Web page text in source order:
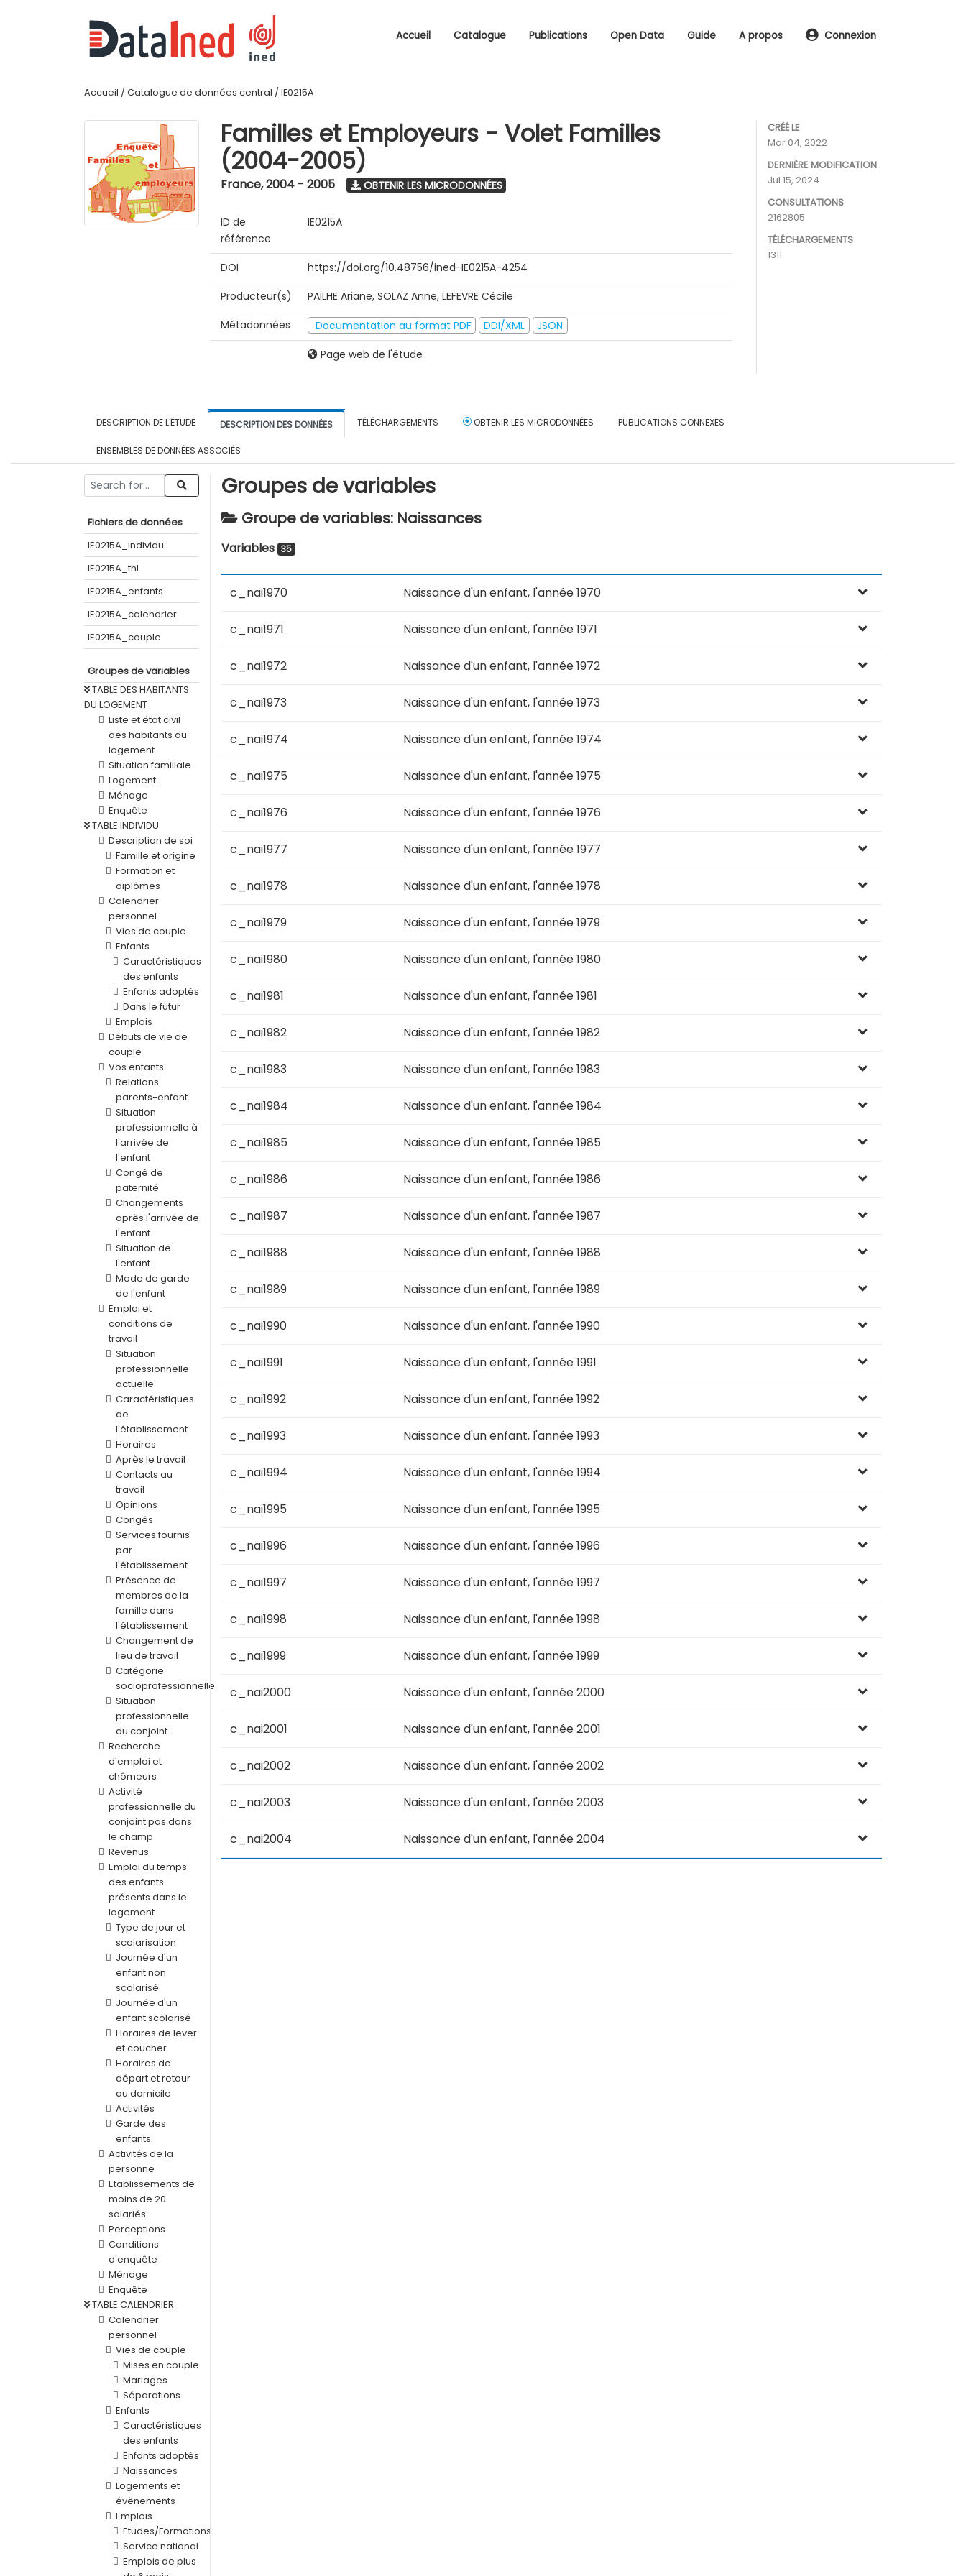
Accueil Catalogue Publications Open Data Guide A propos Connexion
Accueil / Catalogue de données central / IE0215A
Familles et Employeurs - Volet Familles
(2004-2005)
France,2004 - 2005 OBTENIR LES MICRODONNÉES
ID de
référence
IE0215A
DOI
https://doi.org/10.48756/ined-IE0215A-4254
Producteur(s)
PAILHE Ariane, SOLAZ Anne, LEFEVRE Cécile
Métadonnées
Documentation au format PDF DDI/XML
JSON
Page web de l'étude
CRÉÉ LE
Mar 04, 2022
DERNIÈRE MODIFICATION
Jul 15, 2024
CONSULTATIONS
2162805
TÉLÉCHARGEMENTS
1311
DESCRIPTION DE L'ÉTUDE DESCRIPTION DES DONNÉES TÉLÉCHARGEMENTS OBTENIR LES MICRODONNÉES PUBLICATIONS CONNEXES
ENSEMBLES DE DONNÉES ASSOCIÉS
Fichiers de données
IE0215A_individu
IE0215A_thl
IE0215A_enfants
IE0215A_calendrier
IE0215A_couple
Groupes de variables
TABLE DES HABITANTS
DU LOGEMENT
Liste et état civil
des habitants du
logement
Situation familiale
Logement
Ménage
Enquête
TABLE INDIVIDU
Description de soi
Famille et origine
Formation et
diplômes
Calendrier
personnel
Vies de couple
Enfants
Caractéristiques
des enfants
Enfants adoptés
Dans le futur
Emplois
Débuts de vie de
couple
Vos enfants
Relations
parents-enfant
Situation
professionnelle à
l'arrivée de
l'enfant
Congé de
paternité
Changements
après l'arrivée de
l'enfant
Situation de
l'enfant
Mode de garde
de l'enfant
Emploi et
conditions de
travail
Situation
professionnelle
actuelle
Caractéristiques
de
l'établissement
Horaires
Après le travail
Contacts au
travail
Opinions
Congés
Services fournis
par
l'établissement
Présence de
membres de la
famille dans
l'établissement
Changement de
lieu de travail
Catégorie
socioprofessionnelle
Situation
professionnelle
du conjoint
Recherche
d'emploi et
chômeurs
Activité
professionnelle du
conjoint pas dans
le champ
Revenus
Emploi du temps
des enfants
présents dans le
logement
Type de jour et
scolarisation
Journée d'un
enfant non
scolarisé
Journée d'un
enfant scolarisé
Horaires de lever
et coucher
Horaires de
départ et retour
au domicile
Activités
Garde des
enfants
Activités de la
personne
Etablissements de
moins de 20
salariés
Perceptions
Conditions
d'enquête
Ménage
Enquête
TABLE CALENDRIER
Calendrier
personnel
Vies de couple
Mises en couple
Mariages
Séparations
Enfants
Caractéristiques
des enfants
Enfants adoptés
Naissances
Logements et
évènements
Emplois
Etudes/Formations
Service national
Emplois de plus
Groupes de variables
Groupe de variables: Naissances
Variables 35
c_nai1970 Naissance d'un enfant, l'année 1970
c_nai1971 Naissance d'un enfant, l'année 1971
c_nai1972 Naissance d'un enfant, l'année 1972
c_nai1973 Naissance d'un enfant, l'année 1973
c_nai1974 Naissance d'un enfant, l'année 1974
c_nai1975 Naissance d'un enfant, l'année 1975
c_nai1976 Naissance d'un enfant, l'année 1976
c_nai1977 Naissance d'un enfant, l'année 1977
c_nai1978 Naissance d'un enfant, l'année 1978
c_nai1979 Naissance d'un enfant, l'année 1979
c_nai1980 Naissance d'un enfant, l'année 1980
c_nai1981 Naissance d'un enfant, l'année 1981
c_nai1982 Naissance d'un enfant, l'année 1982
c_nai1983 Naissance d'un enfant, l'année 1983
c_nai1984 Naissance d'un enfant, l'année 1984
c_nai1985 Naissance d'un enfant, l'année 1985
c_nai1986 Naissance d'un enfant, l'année 1986
c_nai1987 Naissance d'un enfant, l'année 1987
c_nai1988 Naissance d'un enfant, l'année 1988
c_nai1989 Naissance d'un enfant, l'année 1989
c_nai1990 Naissance d'un enfant, l'année 1990
c_nai1991 Naissance d'un enfant, l'année 1991
c_nai1992 Naissance d'un enfant, l'année 1992
c_nai1993 Naissance d'un enfant, l'année 1993
c_nai1994 Naissance d'un enfant, l'année 1994
c_nai1995 Naissance d'un enfant, l'année 1995
c_nai1996 Naissance d'un enfant, l'année 1996
c_nai1997 Naissance d'un enfant, l'année 1997
c_nai1998 Naissance d'un enfant, l'année 1998
c_nai1999 Naissance d'un enfant, l'année 1999
c_nai2000 Naissance d'un enfant, l'année 2000
c_nai2001 Naissance d'un enfant, l'année 2001
c_nai2002 Naissance d'un enfant, l'année 2002
c_nai2003 Naissance d'un enfant, l'année 2003
c_nai2004 Naissance d'un enfant, l'année 2004